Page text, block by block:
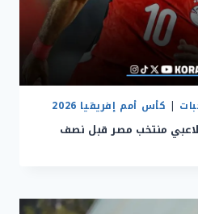
| كأس أمم إفريقيا 2026
منتخب مصر قبل نصف